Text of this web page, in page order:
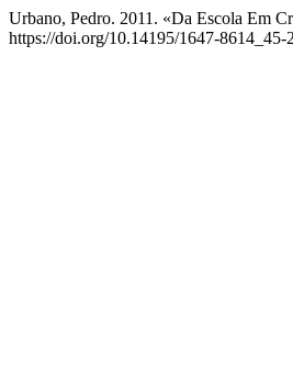
Urbano, Pedro. 2011. «Da Escola Em
https://doi.org/10.14195/1647-8614_45-